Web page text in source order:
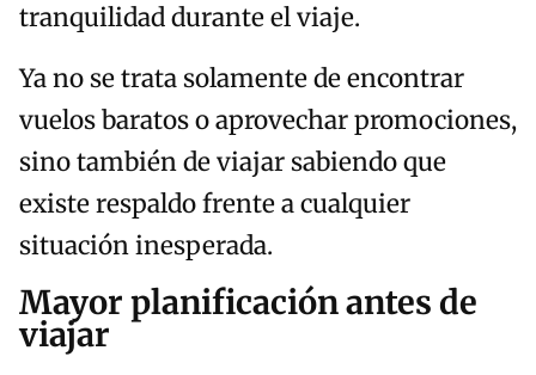
tranquilidad durante el viaje.
Ya no se trata solamente de encontrar
vuelos baratos o aprovechar promociones,
sino también de viajar sabiendo que
existe respaldo frente a cualquier
situación inesperada.
Mayor planificación antes de
viajar